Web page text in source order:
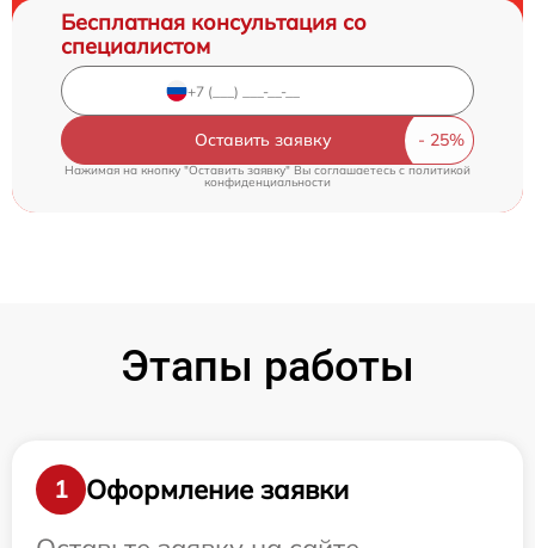
Бесплатная консультация со
специалистом
Оставить заявку
Нажимая на кнопку "Оставить заявку" Вы соглашаетесь cполитикой
конфиденциальности
Этапы работы
1
Оформление заявки